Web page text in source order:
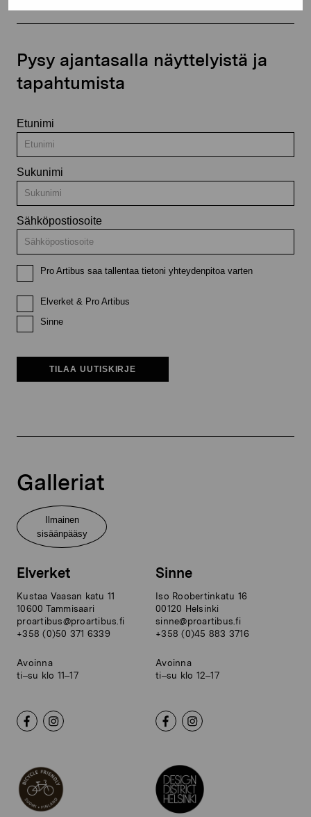
Pysy ajantasalla näyttelyistä ja
tapahtumista
Etunimi
Sukunimi
Sähköpostiosoite
Pro Artibus saa tallentaa tietoni yhteydenpitoa varten
Elverket & Pro Artibus
Sinne
TILAA UUTISKIRJE
Galleriat
Ilmainen
sisäänpääsy
Elverket
Kustaa Vaasan katu 11
10600 Tammisaari
proartibus@proartibus.fi
+358 (0)50 371 6339
Avoinna
ti–su klo 11–17
Sinne
Iso Roobertinkatu 16
00120 Helsinki
sinne@proartibus.fi
+358 (0)45 883 3716
Avoinna
ti–su klo 12–17